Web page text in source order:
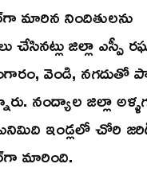
మారిన నిందితులను
జిల్లా ఎస్పీ
వెండి, నగదుతో
నంద్యాల జిల్లా
ఇండ్లలో చోరి
మారింది.